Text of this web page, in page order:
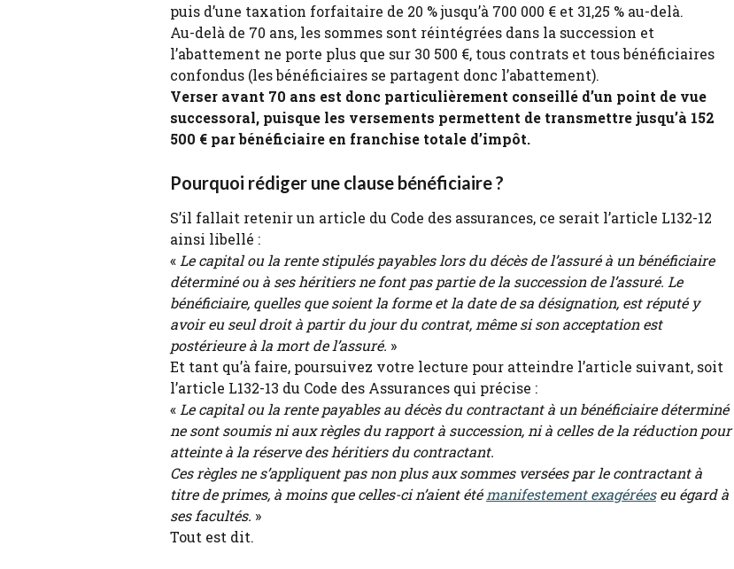
puis d’une taxation forfaitaire de 20 % jusqu’à 700 000 € et 31,25 % au-delà.
Au-delà de 70 ans, les sommes sont réintégrées dans la succession et
l’abattement ne porte plus que sur 30 500 €, tous contrats et tous bénéficiaires
confondus (les bénéficiaires se partagent donc l’abattement).
Verser avant 70 ans est donc particulièrement conseillé d’un point de vue
successoral, puisque les versements permettent de transmettre jusqu’à 152
500 € par bénéficiaire en franchise totale d’impôt.
Pourquoi rédiger une clause bénéficiaire ?
S’il fallait retenir un article du Code des assurances, ce serait l’article L132-12
ainsi libellé :
« Le capital ou la rente stipulés payables lors du décès de l’assuré à un bénéficiaire
déterminé ou à ses héritiers ne font pas partie de la succession de l’assuré. Le
bénéficiaire, quelles que soient la forme et la date de sa désignation, est réputé y
avoir eu seul droit à partir du jour du contrat, même si son acceptation est
postérieure à la mort de l’assuré. »
Et tant qu’à faire, poursuivez votre lecture pour atteindre l’article suivant, soit
l’article L132-13 du Code des Assurances qui précise :
« Le capital ou la rente payables au décès du contractant à un bénéficiaire déterminé
ne sont soumis ni aux règles du rapport à succession, ni à celles de la réduction pour
atteinte à la réserve des héritiers du contractant.
Ces règles ne s’appliquent pas non plus aux sommes versées par le contractant à
titre de primes, à moins que celles-ci n’aient été manifestement exagérées eu égard à
ses facultés. »
Tout est dit.